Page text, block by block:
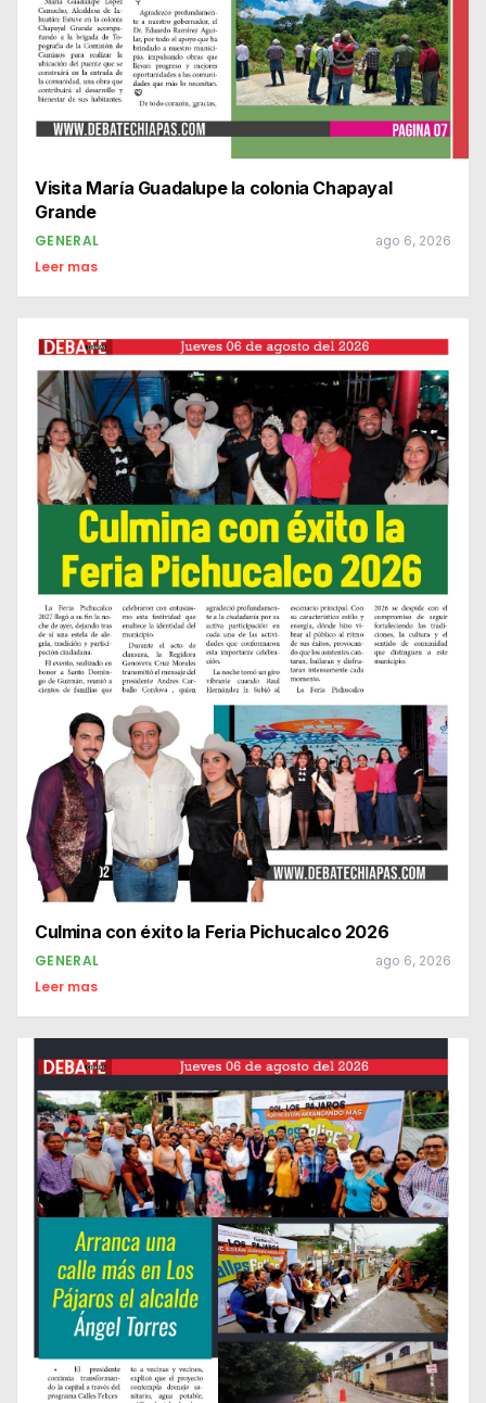
Visita María Guadalupe la colonia Chapayal
Grande
GENERAL ago 6, 2026
Leer mas
Culmina con éxito la Feria Pichucalco 2026
GENERAL ago 6, 2026
Leer mas